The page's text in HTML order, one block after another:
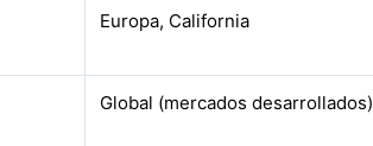
Europa, California
Global (mercados desarrollados)